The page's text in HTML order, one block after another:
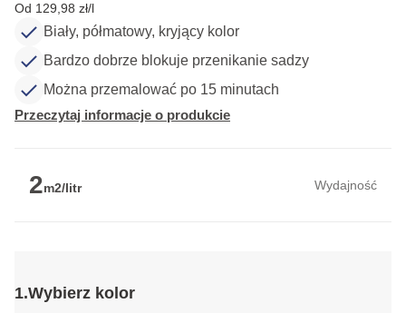
Od 129,98 zł/l
Biały, półmatowy, kryjący kolor
Bardzo dobrze blokuje przenikanie sadzy
Można przemalować po 15 minutach
Przeczytaj informacje o produkcie
2m2/litr Wydajność
1.Wybierz kolor